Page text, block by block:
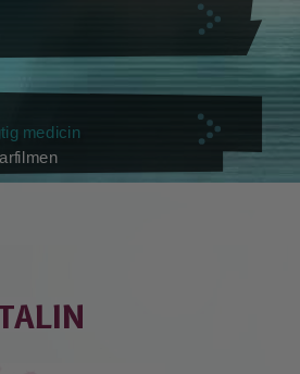
medicin